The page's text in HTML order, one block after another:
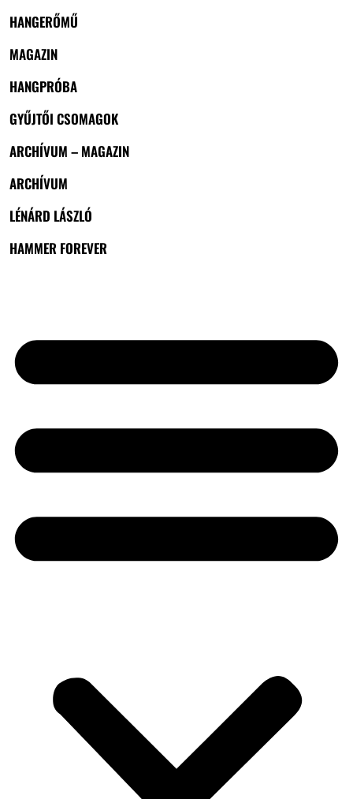
HANGERŐMŰ
MAGAZIN
HANGPRÓBA
GYŰJTŐI CSOMAGOK
ARCHÍVUM – MAGAZIN
ARCHÍVUM
LÉNÁRD LÁSZLÓ
HAMMER FOREVER